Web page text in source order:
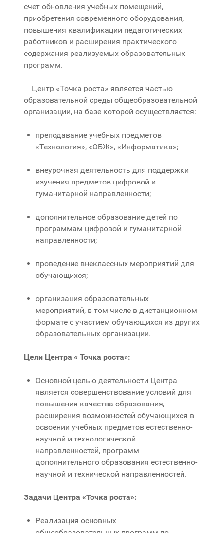
счет обновления учебных помещений,
приобретения современного оборудования,
повышения квалификации педагогических
работников и расширения практического
содержания реализуемых образовательных
программ.
Центр «Точка роста» является частью
образовательной среды общеобразовательной
организации, на базе которой осуществляется:
преподавание учебных предметов
«Технология», «ОБЖ», «Информатика»;
внеурочная деятельность для поддержки
изучения предметов цифровой и
гуманитарной направленности;
дополнительное образование детей по
программам цифровой и гуманитарной
направленности;
проведение внеклассных мероприятий для
обучающихся;
организация образовательных
мероприятий, в том числе в дистанционном
формате с участием обучающихся из других
образовательных организаций.
Цели Центра « Точка роста»:
Основной целью деятельности Центра
является совершенствование условий для
повышения качества образования,
расширения возможностей обучающихся в
освоении учебных предметов естественно-
научной и технологической
направленностей, программ
дополнительного образования естественно-
научной и технической направленностей.
Задачи Центра «Точка роста»:
Реализация основных